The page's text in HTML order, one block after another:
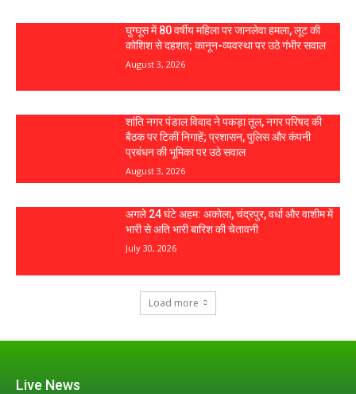
घुग्घूस में 80 वर्षीय महिला पर जानलेवा हमला, लूट की
कोशिश से दहशत; कानून-व्यवस्था पर उठे गंभीर सवाल
August 3, 2026
शांति नगर पंडाल विवाद ने पकड़ा तूल, नगर परिषद की
बैठक पर टिकीं निगाहें; प्रशासन, पुलिस और कंपनी
प्रबंधन की भूमिका पर उठे सवाल
August 3, 2026
अगले 24 घंटे अहम: अकोला, चंद्रपुर, वर्धा और वाशीम में
भारी से अति भारी बारिश की चेतावनी
July 30, 2026
Load more
Live News